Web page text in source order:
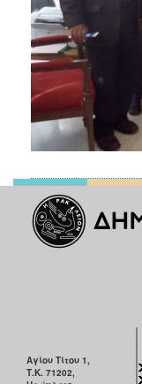
Αγίου Τίτου 1,
Τ.Κ. 71202,